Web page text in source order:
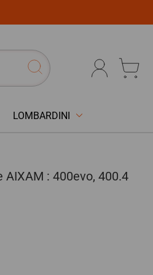
LOMBARDINI
AIXAM : 400evo, 400.4